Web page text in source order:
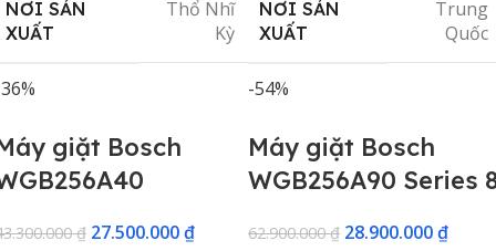
NƠI SẢN
XUẤT
Thổ Nhĩ
Kỳ
NƠI SẢN
XUẤT
Trung
Quốc
giặt Bosch
₫ 27.500.000₫
-54%
Máy giặt Bosch
WGB256A90 Series
62.900.000₫ 28.900.000₫